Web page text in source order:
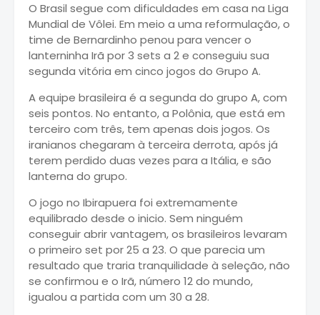
O Brasil segue com dificuldades em casa na Liga
Mundial de Vôlei. Em meio a uma reformulação, o
time de Bernardinho penou para vencer o
lanterninha Irã por 3 sets a 2 e conseguiu sua
segunda vitória em cinco jogos do Grupo A.
A equipe brasileira é a segunda do grupo A, com
seis pontos. No entanto, a Polônia, que está em
terceiro com três, tem apenas dois jogos. Os
iranianos chegaram à terceira derrota, após já
terem perdido duas vezes para a Itália, e são
lanterna do grupo.
O jogo no Ibirapuera foi extremamente
equilibrado desde o inicio. Sem ninguém
conseguir abrir vantagem, os brasileiros levaram
o primeiro set por 25 a 23. O que parecia um
resultado que traria tranquilidade à seleção, não
se confirmou e o Irã, número 12 do mundo,
igualou a partida com um 30 a 28.